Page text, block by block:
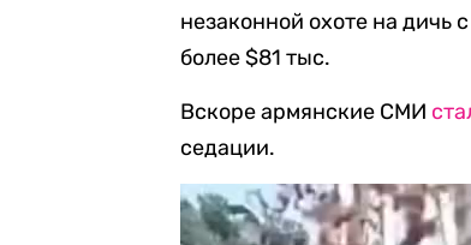
незаконной охоте на
более $81 тыс.
Вскоре армянские СМИ
седации.